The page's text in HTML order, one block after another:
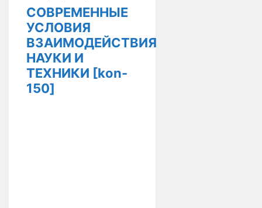
СОВРЕМЕННЫЕ
УСЛОВИЯ
ВЗАИМОДЕЙСТВИЯ
НАУКИ И
ТЕХНИКИ [kon-
150]